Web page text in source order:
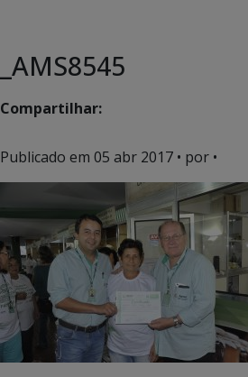
_AMS8545
Compartilhar:
Publicado em 05 abr 2017 • por •